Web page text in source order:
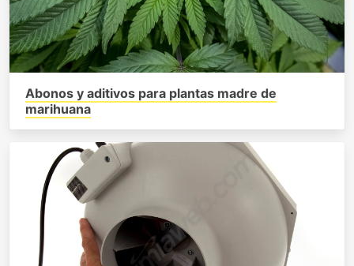
Abonos y aditivos para plantas madre de
marihuana